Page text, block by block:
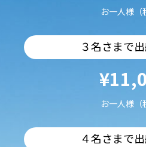
お一人様（
３名さまで
お一人様（
４名さまで